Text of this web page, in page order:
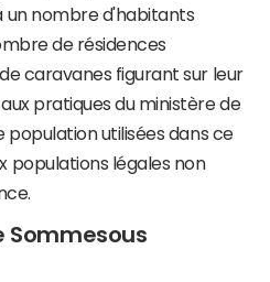
un nombre d'habitants
de résidences
caravanes figurant sur leur
pratiques du ministère de
population utilisées dans ce
populations légales non
Sommesous